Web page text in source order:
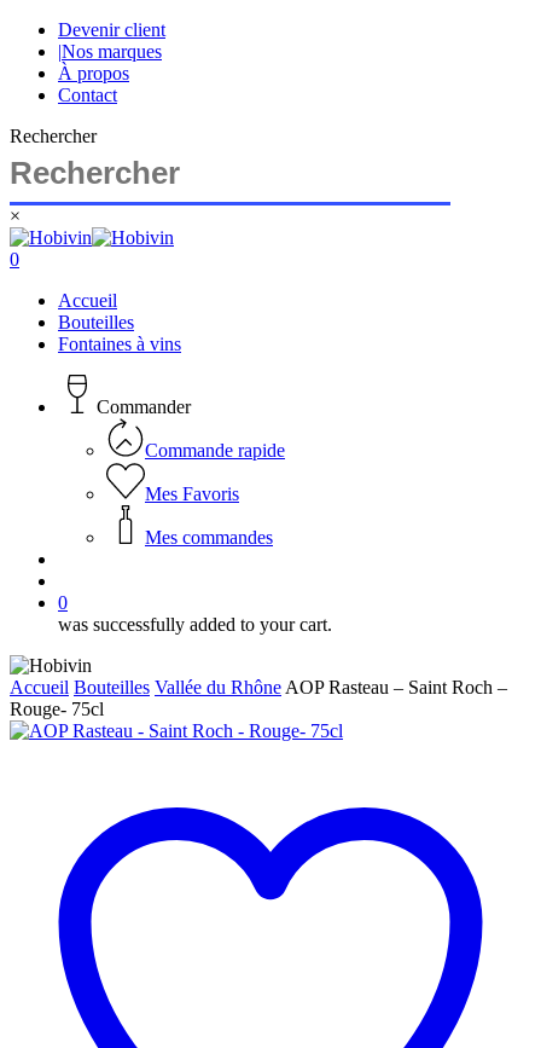
Skip
main
content
Devenir client
|Nos marques
À propos
Contact
Rechercher
×
Close
Search
search
account
0
Accueil
Bouteilles
Fontaines à vins
Commander
Commande rapide
Mes Favoris
Mes commandes
0
was successfully added to your cart.
Accueil Bouteilles Vallée du Rhône AOP Rasteau – Saint Roch –
Rouge- 75cl